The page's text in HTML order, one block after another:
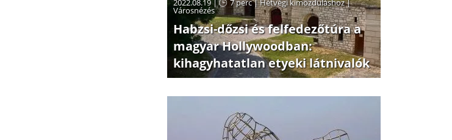
2022.08.19 | 7 perc|Hétvégi kimozduláshoz|
Városnézés
Habzsi-dőzsi és felfedezőtúra a
magyar Hollywoodban:
kihagyhatatlan etyeki látnivalók